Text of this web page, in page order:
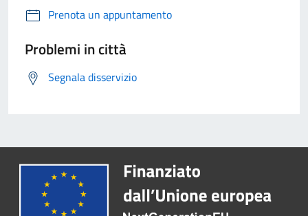
Prenota un appuntamento
Problemi in città
Segnala disservizio